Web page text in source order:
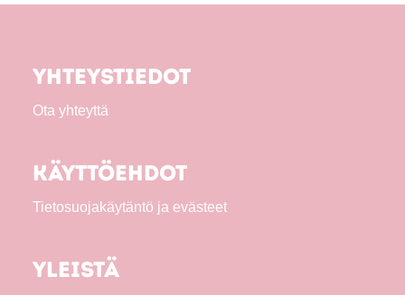
Yhteystiedot
Ota yhteyttä
Käyttöehdot
Tietosuojakäytäntö ja evästeet
Yleistä